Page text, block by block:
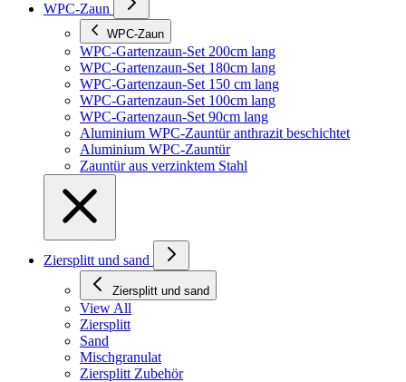
WPC-Zaun
WPC-Zaun
WPC-Gartenzaun-Set 200cm lang
WPC-Gartenzaun-Set 180cm lang
WPC-Gartenzaun-Set 150 cm lang
WPC-Gartenzaun-Set 100cm lang
WPC-Gartenzaun-Set 90cm lang
Aluminium WPC-Zauntür anthrazit beschichtet
Aluminium WPC-Zauntür
Zauntür aus verzinktem Stahl
Ziersplitt und sand
Ziersplitt und sand
View All
Ziersplitt
Sand
Mischgranulat
Ziersplitt Zubehör